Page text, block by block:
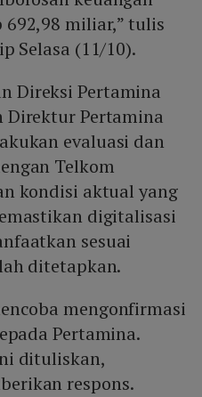
692,98 miliar,” tulis
Selasa (11/10).
Direksi Pertamina
Direktur Pertamina
evaluasi dan
Telkom
kondisi aktual yang
digitalisasi
sesuai
ditetapkan.
mengonfirmasi
Pertamina.
dituliskan,
respons.